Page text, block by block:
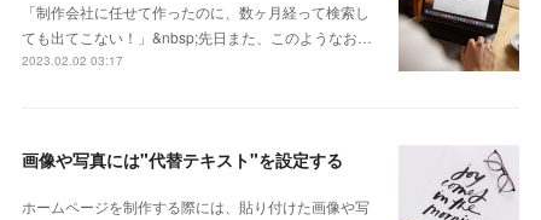
「制作会社に任せて作ったのに、数ヶ月経って検索し
ても出てこない！」&nbsp;先日また、このようなお…
2023.02.02 03:17
画像や写真には"代替テキスト"を設定する
ホームページを制作する際には、貼り付けた画像や写